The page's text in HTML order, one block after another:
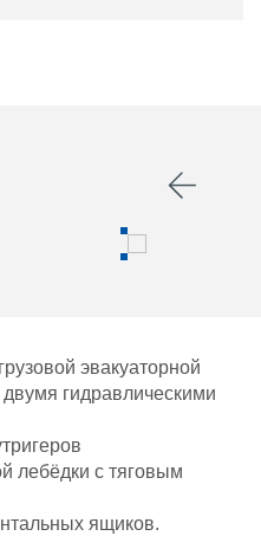
эвакуаторной
гидравлическими
лебёдки c тяговым
ящиков.